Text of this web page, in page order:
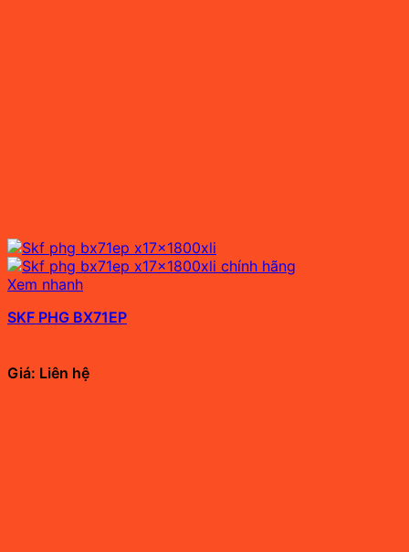
Xem nhanh
SKF PHG BX71EP
Giá: Liên hệ